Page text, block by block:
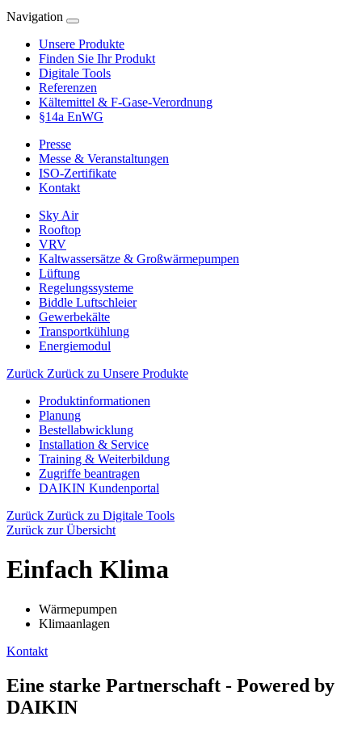
Navigation
Unsere Produkte
Finden Sie Ihr Produkt
Digitale Tools
Referenzen
Kältemittel & F-Gase-Verordnung
§14a EnWG
Presse
Messe & Veranstaltungen
ISO-Zertifikate
Kontakt
Sky Air
Rooftop
VRV
Kaltwassersätze & Großwärmepumpen
Lüftung
Regelungssysteme
Biddle Luftschleier
Gewerbekälte
Transportkühlung
Energiemodul
Zurück Zurück zu Unsere Produkte
Produktinformationen
Planung
Bestellabwicklung
Installation & Service
Training & Weiterbildung
Zugriffe beantragen
DAIKIN Kundenportal
Zurück Zurück zu Digitale Tools
Zurück zur Übersicht
Einfach Klima
Wärmepumpen
Klimaanlagen
Kontakt
Eine starke Partnerschaft - Powered by
DAIKIN